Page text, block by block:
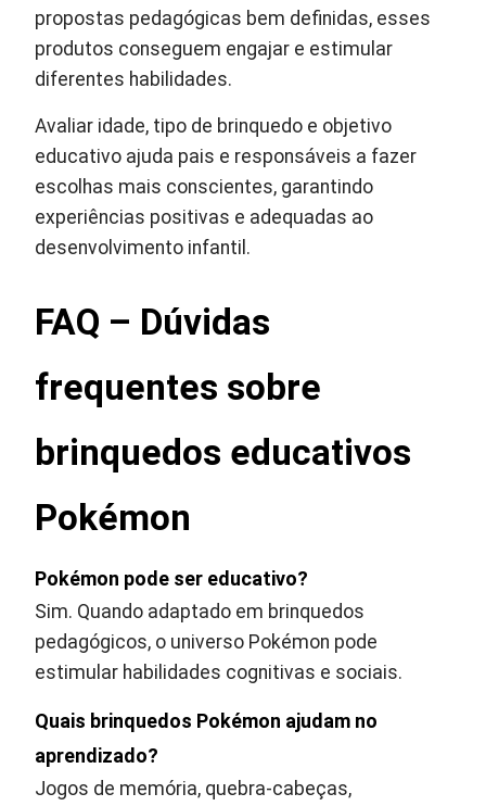
propostas pedagógicas bem definidas, esses
produtos conseguem engajar e estimular
diferentes habilidades.
Avaliar idade, tipo de brinquedo e objetivo
educativo ajuda pais e responsáveis a fazer
escolhas mais conscientes, garantindo
experiências positivas e adequadas ao
desenvolvimento infantil.
FAQ – Dúvidas
frequentes sobre
brinquedos educativos
Pokémon
Pokémon pode ser educativo?
Sim. Quando adaptado em brinquedos
pedagógicos, o universo Pokémon pode
estimular habilidades cognitivas e sociais.
Quais brinquedos Pokémon ajudam no
aprendizado?
Jogos de memória, quebra-cabeças,